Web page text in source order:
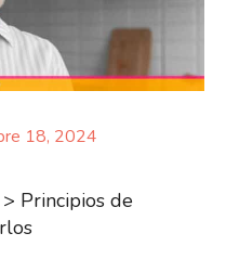
18, 2024
> Principios de